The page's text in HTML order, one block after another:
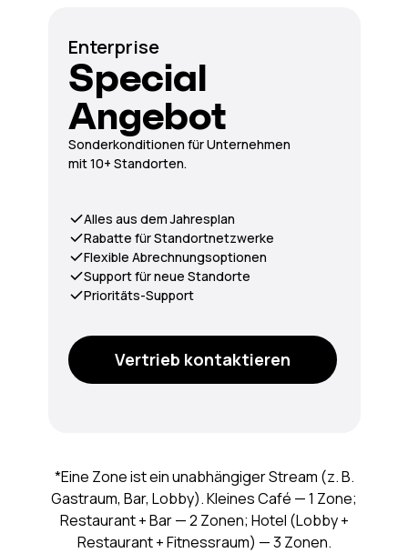
*Eine Zone ist ein unabhängiger Stream (z. B.
Gastraum, Bar, Lobby). Kleines Café — 1 Zone;
Restaurant + Bar — 2 Zonen; Hotel (Lobby +
Restaurant + Fitnessraum) — 3 Zonen.
Enterprise
Special
Angebot
Sonderkonditionen für Unternehmen
mit 10+ Standorten.
Vertrieb kontaktieren
Alles aus dem Jahresplan
Rabatte für Standortnetzwerke
Flexible Abrechnungsoptionen
Support für neue Standorte
Prioritäts-Support